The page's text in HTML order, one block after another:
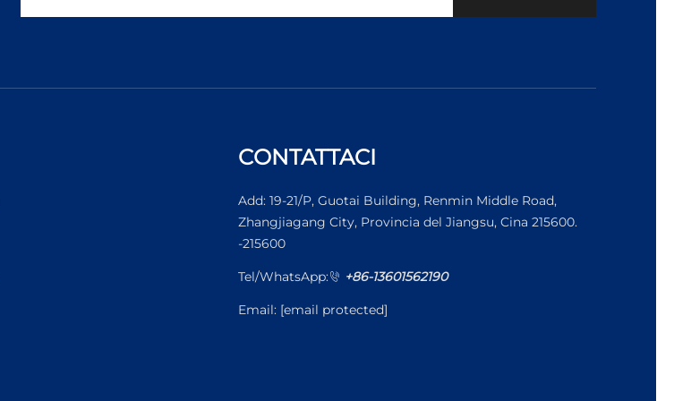
CONTATTACI
Add: 19-21/P, Guotai Building, Renmin Middle Road,
Zhangjiagang City, Provincia del Jiangsu, Cina 215600.
-215600
Tel/WhatsApp: +86-13601562190
Email: [email protected]